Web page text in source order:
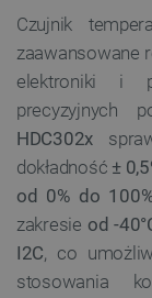
Czujnik
zaawansowane
elektroniki i
precyzyjnych
HDC302x
dokładność ±
od 0% do
zakresie od -
I2C, co
stosowania